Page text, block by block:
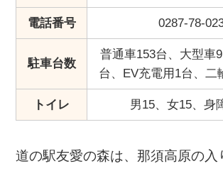
電話番号 0287-78-
駐車台数
普通車153台、大型車
台、EV充電用1台、二
トイレ 男15、女15、身
道の駅友愛の森は、那須高原の入